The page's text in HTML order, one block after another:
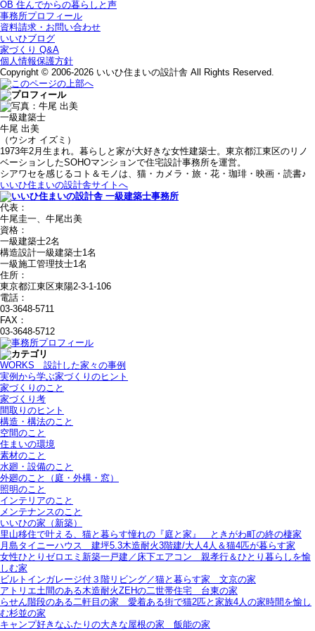
OB 住んでからの暮らしと声
事務所プロフィール
資料請求・お問い合わせ
いいひブログ
家づくり Q&A
個人情報保護方針
Copyright © 2006-2026 いいひ住まいの設計舎 All Rights Reserved.
一級建築士
牛尾 出美
（ウシオ イズミ）
1973年2月生まれ。暮らしと家が大好きな女性建築士。東京都江東区のリノ
ベーションしたSOHOマンションで住宅設計事務所を運営。
シアワセを感じるコト＆モノは、猫・カメラ・旅・花・珈琲・映画・読書♪
いいひ住まいの設計舎サイトへ
代表：
牛尾圭一、牛尾出美
資格：
一級建築士2名
構造設計一級建築士1名
一級施工管理技士1名
住所：
東京都江東区東陽2-3-1-106
電話：
03-3648-5711
FAX：
03-3648-5712
WORKS＿設計した家々の事例
実例から学ぶ家づくりのヒント
家づくりのこと
家づくり考
間取りのヒント
構造・構法のこと
空間のこと
住まいの環境
素材のこと
水廻・設備のこと
外廻のこと（庭・外構・窓）
照明のこと
インテリアのこと
メンテナンスのこと
いいひの家（新築）
里山移住で叶える、猫と暮らす憧れの『庭と家』＿ときがわ町の終の棲家
月島タイニーハウス＿建坪5.3木造耐火3階建/大人4人＆猫4匹が暮らす家
女性ひとりゼロエミ新築一戸建／床下エアコン＿親孝行＆ひとり暮らしを愉
しむ家
ビルトインガレージ付３階リビング／猫と暮らす家＿文京の家
アトリエ土間のある木造耐火ZEHの二世帯住宅＿台東の家
らせん階段のある二軒目の家＿愛着ある街で猫2匹と家族4人の家時間を愉し
む杉並の家
キャンプ好きなふたりの大きな屋根の家＿飯能の家